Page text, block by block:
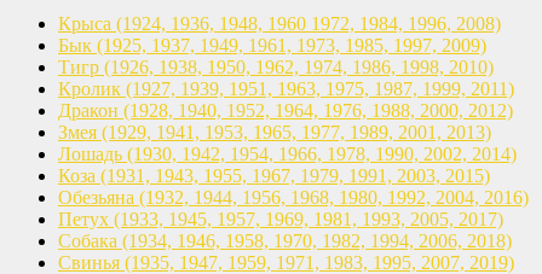
Крыса (1924, 1936, 1948, 1960 1972, 1984, 1996, 2008)
Бык (1925, 1937, 1949, 1961, 1973, 1985, 1997, 2009)
Тигр (1926, 1938, 1950, 1962, 1974, 1986, 1998, 2010)
Кролик (1927, 1939, 1951, 1963, 1975, 1987, 1999, 2011)
Дракон (1928, 1940, 1952, 1964, 1976, 1988, 2000, 2012)
Змея (1929, 1941, 1953, 1965, 1977, 1989, 2001, 2013)
Лошадь (1930, 1942, 1954, 1966, 1978, 1990, 2002, 2014)
Коза (1931, 1943, 1955, 1967, 1979, 1991, 2003, 2015)
Обезьяна (1932, 1944, 1956, 1968, 1980, 1992, 2004, 2016)
Петух (1933, 1945, 1957, 1969, 1981, 1993, 2005, 2017)
Собака (1934, 1946, 1958, 1970, 1982, 1994, 2006, 2018)
Свинья (1935, 1947, 1959, 1971, 1983, 1995, 2007, 2019)